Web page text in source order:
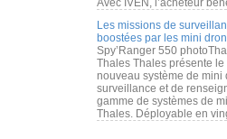
Avec IVEN, l’acheteur
Les missions de
boostées par les mini
Spy’Ranger 550
Thales Thales présente le
nouveau système de mini
surveillance et de
gamme de systèmes de
Thales. Déployable en